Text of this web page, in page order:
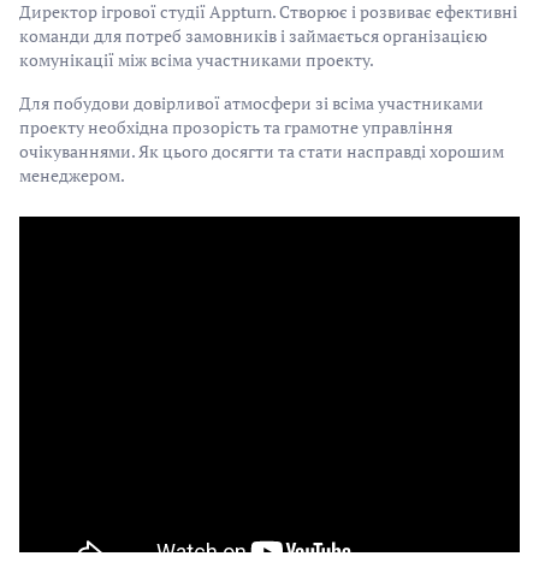
Директор ігрової студії Appturn. Створює і розвиває ефективні
команди для потреб замовників і займається організацією
комунікації між всіма участниками проекту.
Для побудови довірливої атмосфери зі всіма участниками
проекту необхідна прозорість та грамотне управління
очікуваннями. Як цього досягти та стати насправді хорошим
менеджером.